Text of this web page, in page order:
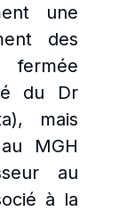
une
des
fermée
du Dr
mais
MGH
au
à la